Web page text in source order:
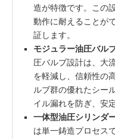
造が特徴です。この
動作に耐えることが
証します。
モジュラー油圧バル
圧バルブ設計は、大
を軽減し、信頼性の
ルブ群の優れたシー
イル漏れを防ぎ、安
一体型油圧シリンダ
は単一鋳造プロセス